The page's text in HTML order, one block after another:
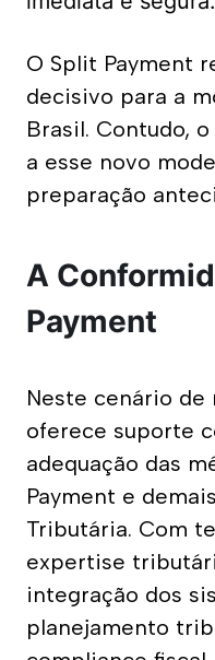
O Split Payment
decisivo para a
Brasil. Contudo,
a esse novo
preparação
A
Payment
Neste cenário de
oferece suporte
adequação das
Payment e
Tributária. Com
expertise
integração dos
planejamento